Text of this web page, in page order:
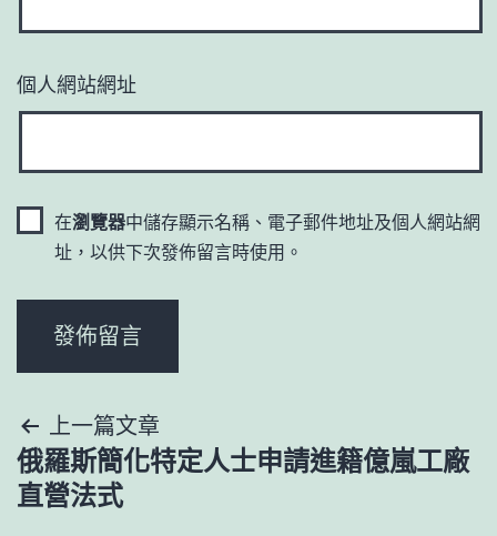
個人網站網址
在瀏覽器中儲存顯示名稱、電子郵件地址及個人網站網
址，以供下次發佈留言時使用。
文
章
上一篇文章
俄羅斯簡化特定人士申請進籍億嵐工廠
直營法式